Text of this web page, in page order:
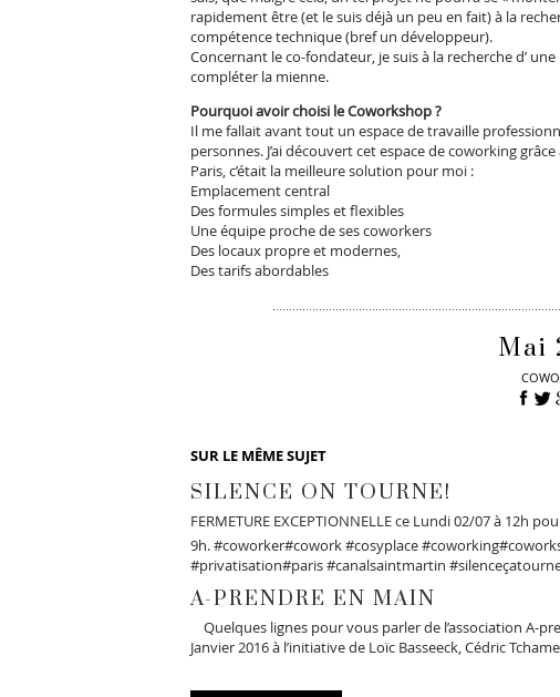
rapidement être (et le suis déjà un peu en fait) à la
compétence technique (bref un développeur).
Concernant le co-fondateur, je suis à la recherche d’
compléter la mienne.
Pourquoi avoir choisi le Coworkshop ?
Il me fallait avant tout un espace de travaille
personnes. J’ai découvert cet espace de coworking
Paris, c’était la meilleure solution pour moi :
Emplacement central
Des formules simples et flexibles
Une équipe proche de ses coworkers
Des locaux propre et modernes,
Des tarifs abordables
Mai
SUR LE MÊME SUJET
SILENCE ON TOURNE!
FERMETURE EXCEPTIONNELLE ce Lundi 02/07 à 12h
9h. #coworker#cowork #cosyplace
#privatisation#paris #canalsaintmartin
A-PRENDRE EN MAIN
Quelques lignes pour vous parler de l’association A-
Janvier 2016 à l’initiative de Loïc Basseeck, Cédric